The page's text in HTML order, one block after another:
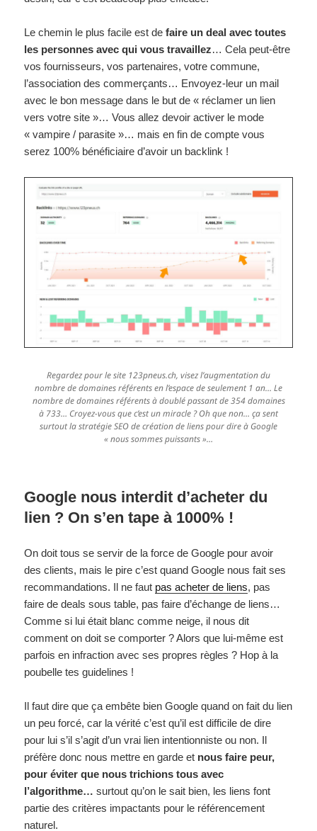
Le chemin le plus facile est defaire un deal avec toutes
les personnes avec qui vous travaillez… Cela peut-être
vos fournisseurs, vos partenaires, votre commune,
l’association des commerçants… Envoyez-leur un mail
avec le bon message dans le but de « réclamer un lien
vers votre site »… Vous allez devoir activer le mode
« vampire / parasite »… mais en fin de compte vous
serez 100% bénéficiaire d’avoir un backlink !
Regardez pour le site 123pneus.ch, visez l’augmentation du
nombre de domaines référents en l’espace de seulement 1 an… Le
nombre de domaines référents à doublé passant de 354 domaines
à 733… Croyez-vous que c’est un miracle ? Oh que non… ça sent
surtout la stratégie SEO de création de liens pour dire à Google
« nous sommes puissants »…
Google nous interdit d’acheter du
lien ? On s’en tape à 1000% !
On doit tous se servir de la force de Google pour avoir
des clients, mais le pire c’est quand Google nous fait ses
recommandations. Il ne faut pas acheter de liens, pas
faire de deals sous table, pas faire d’échange de liens…
Comme si lui était blanc comme neige, il nous dit
comment on doit se comporter ? Alors que lui-même est
parfois en infraction avec ses propres règles ? Hop à la
poubelle tes guidelines !
Il faut dire que ça embête bien Google quand on fait du lien
un peu forcé, car la vérité c’est qu’il est difficile de dire
pour lui s’il s’agit d’un vrai lien intentionniste ou non. Il
préfère donc nous mettre en garde et nous faire peur,
pour éviter que nous trichions tous avec
l’algorithme… surtout qu’on le sait bien, les liens font
partie des critères impactants pour le référencement
naturel.